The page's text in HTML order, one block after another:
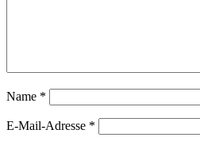
Name *
E-Mail-Adresse *